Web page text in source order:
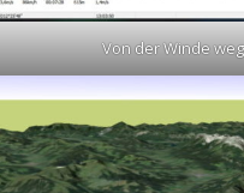
Von der Winde